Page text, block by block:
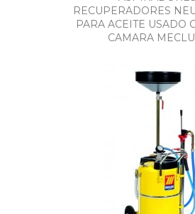
RECUPERADORES
PARA ACEITE USADO
CAMARA